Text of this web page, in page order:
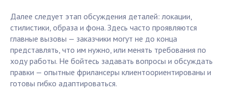
Далее следует этап обсуждения деталей: локации,
стилистики, образа и фона. Здесь часто проявляются
главные вызовы — заказчики могут не до конца
представлять, что им нужно, или менять требования по
ходу работы. Не бойтесь задавать вопросы и обсуждать
правки — опытные фрилансеры клиентоориентированы и
готовы гибко адаптироваться.